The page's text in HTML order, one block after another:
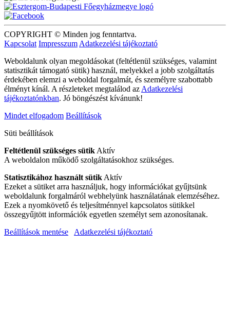
COPYRIGHT © Minden jog fenntartva.
Kapcsolat Impresszum Adatkezelési tájékoztató
Weboldalunk olyan megoldásokat (feltétlenül szükséges, valamint
statisztikát támogató sütik) használ, melyekkel a jobb szolgáltatás
érdekében elemzi a weboldal forgalmát, és személyre szabottabb
élményt kínál. A részleteket megtalálod az Adatkezelési
tájékoztatónkban. Jó böngészést kívánunk!
Mindet elfogadom Beállítások
Süti beállítások
Feltétlenül szükséges sütik Aktív
A weboldalon működő szolgáltatásokhoz szükséges.
Statisztikához használt sütik Aktív
Ezeket a sütiket arra használjuk, hogy információkat gyűjtsünk
weboldalunk forgalmáról webhelyünk használatának elemzéséhez.
Ezek a nyomkövető és teljesítménnyel kapcsolatos sütikkel
összegyűjtött információk egyetlen személyt sem azonosítanak.
Beállítások mentése
Adatkezelési tájékoztató